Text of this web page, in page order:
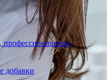
профессиональные
добавки